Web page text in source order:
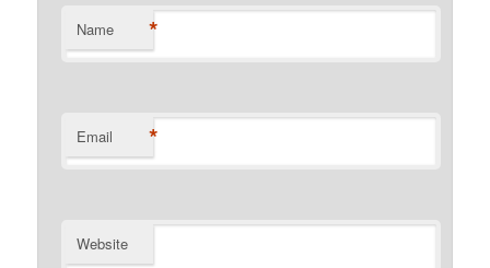
Name *
Email *
Website